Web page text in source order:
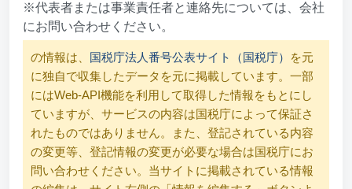
※代表者または事業責任者と連絡先については、会社
にお問い合わせください。
の情報は、 国税庁法人番号公表サイト（国税庁）
を元
に独自で収集したデータを元に掲載しています。一部
にはWeb-API機能を利用して取得した情報をもとにし
ていますが、サービスの内容は国税庁によって保証さ
れたものではありません。また、登記されている内容
の変更等、登記情報の変更が必要な場合は国税庁にお
問い合わせください。当サイトに掲載されている情報